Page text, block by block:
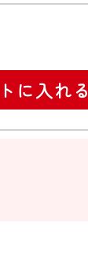
に入れる